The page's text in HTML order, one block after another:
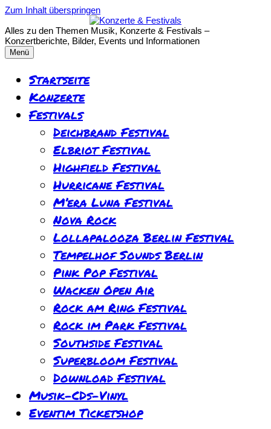
Zum Inhalt überspringen
Alles zu den Themen Musik, Konzerte & Festivals –
Konzertberichte, Bilder, Events und Informationen
Menü
Startseite
Konzerte
Festivals
Deichbrand Festival
Elbriot Festival
Highfield Festival
Hurricane Festival
M’era Luna Festival
Nova Rock
Lollapalooza Berlin Festival
Tempelhof Sounds Berlin
Pink Pop Festival
Wacken Open Air
Rock am Ring Festival
Rock im Park Festival
Southside Festival
Superbloom Festival
Download Festival
Musik-CDs-Vinyl
Eventim Ticketshop